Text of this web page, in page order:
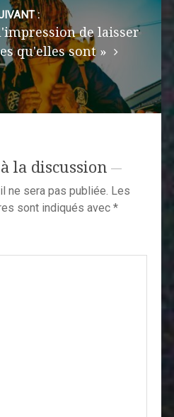
:
de laisser
qu'elles sont »
la discussion
ne sera pas publiée. Les
sont indiqués avec *